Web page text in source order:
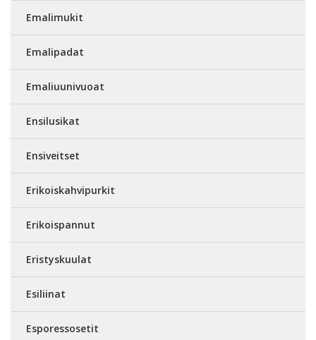
Emalimukit
Emalipadat
Emaliuunivuoat
Ensilusikat
Ensiveitset
Erikoiskahvipurkit
Erikoispannut
Eristyskuulat
Esiliinat
Esporessosetit